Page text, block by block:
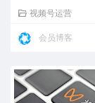
视频号运营
会员博客